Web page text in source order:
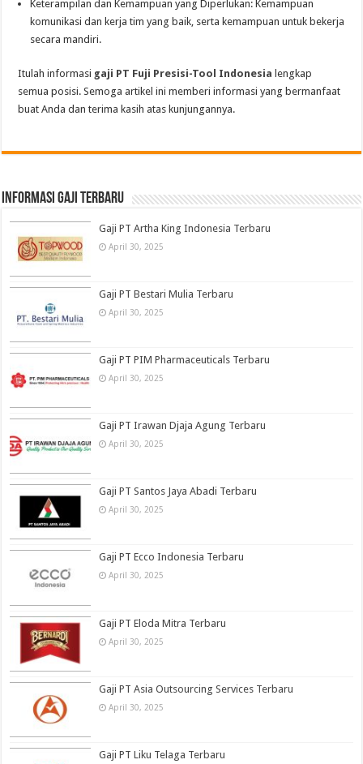
Keterampilan dan Kemampuan yang Diperlukan: Kemampuan
komunikasi dan kerja tim yang baik, serta kemampuan untuk bekerja
secara mandiri.
Itulah informasi gaji PT Fuji Presisi-Tool Indonesia lengkap
semua posisi. Semoga artikel ini memberi informasi yang bermanfaat
buat Anda dan terima kasih atas kunjungannya.
informasi gaji terbaru
Gaji PT Artha King Indonesia Terbaru
April 30, 2025
Gaji PT Bestari Mulia Terbaru
April 30, 2025
Gaji PT PIM Pharmaceuticals Terbaru
April 30, 2025
Gaji PT Irawan Djaja Agung Terbaru
April 30, 2025
Gaji PT Santos Jaya Abadi Terbaru
April 30, 2025
Gaji PT Ecco Indonesia Terbaru
April 30, 2025
Gaji PT Eloda Mitra Terbaru
April 30, 2025
Gaji PT Asia Outsourcing Services Terbaru
April 30, 2025
Gaji PT Liku Telaga Terbaru